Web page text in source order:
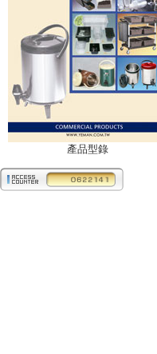
產品型錄